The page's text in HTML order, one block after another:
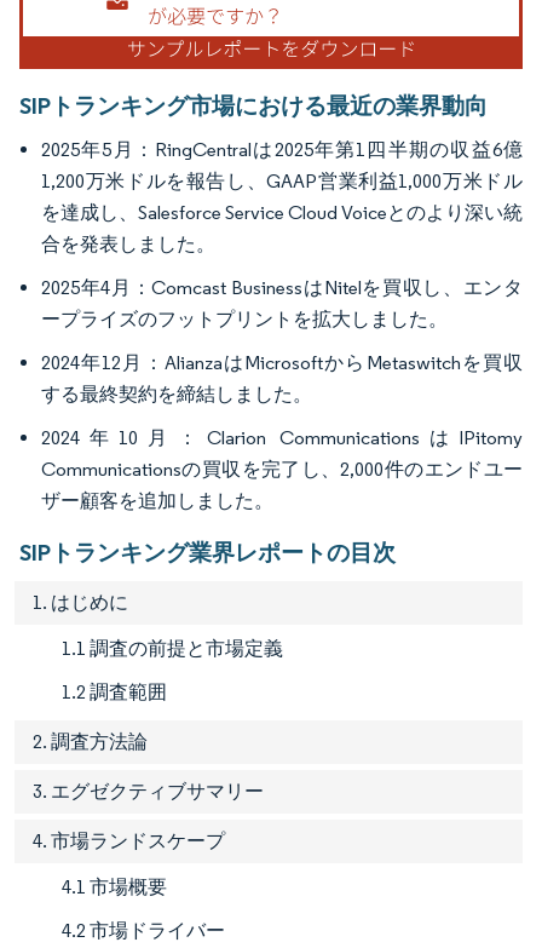
SIPトランキング市場における最近の業界動向
2025年5月：RingCentralは2025年第1四半期の収益6億
1,200万米ドルを報告し、GAAP営業利益1,000万米ドル
を達成し、Salesforce Service Cloud Voiceとのより深い統
合を発表しました。
2025年4月：Comcast BusinessはNitelを買収し、エンタ
ープライズのフットプリントを拡大しました。
2024年12月：AlianzaはMicrosoftからMetaswitchを買収
する最終契約を締結しました。
2024年10月：Clarion CommunicationsはIPitomy
Communicationsの買収を完了し、2,000件のエンドユー
ザー顧客を追加しました。
SIPトランキング業界レポートの目次
1. はじめに
1.1 調査の前提と市場定義
1.2 調査範囲
2. 調査方法論
3. エグゼクティブサマリー
4. 市場ランドスケープ
4.1 市場概要
4.2 市場ドライバー